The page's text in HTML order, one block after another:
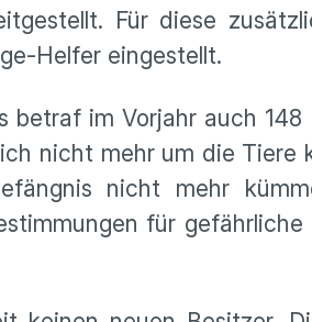
Für diese
Helfer eingestellt.
im Vorjahr auch 148
nicht mehr um die Tiere
nicht mehr
für